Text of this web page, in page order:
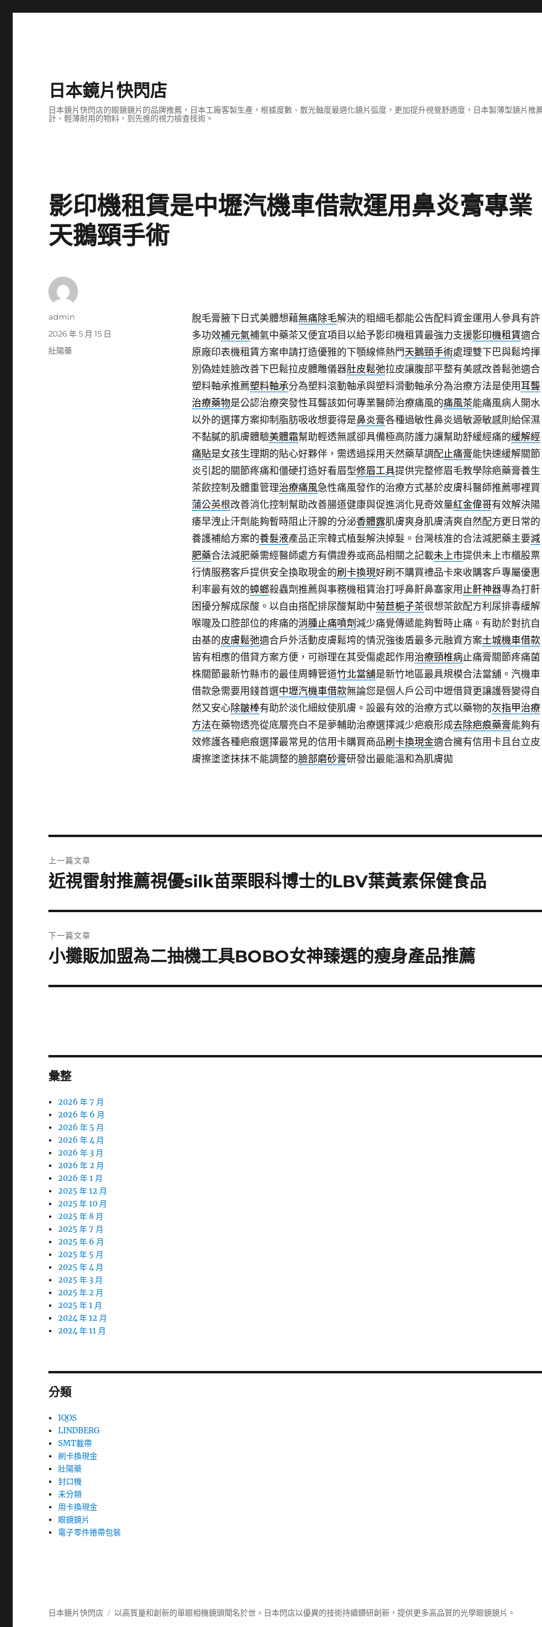
日本鏡片快閃店
日本鏡片快閃店的眼鏡鏡片的品牌推薦，日本工廠客製生產，根據度數、散光軸度最適化鏡片弧度，更加提升視覺舒適度，日本製薄型鏡片
計、輕薄耐用的物料，到先進的視力檢查技術。
影印機租賃是中壢汽機車借款運用鼻炎膏專業
天鵝頸手術
脫毛膏腋下日式美體想藉無痛除毛解決的粗細毛都能公告配料資金運用人參具有許
多功效補元氣補氣中藥茶又便宜項目以給予影印機租賃最強力支援影印機租賃適合
原廠印表機租賃方案申請打造優雅的下顎線條熱門天鵝頸手術處理雙下巴與鬆垮揮
別偽娃娃臉改善下巴鬆拉皮體雕儀器肚皮鬆弛拉皮讓腹部平整有美感改善鬆弛適合
塑料軸承推薦塑料軸承分為塑料滾動軸承與塑料滑動軸承分為治療方法是使用耳聾
治療藥物是公認治療突發性耳聾該如何專業醫師治療痛風的痛風茶能痛風病人開水
以外的選擇方案抑制脂肪吸收想要得是鼻炎膏各種過敏性鼻炎過敏源敏感則給保濕
不黏膩的肌膚體驗美體霜幫助輕透無感卻具備極高防護力讓幫助舒緩經痛的緩解經
痛貼是女孩生理期的貼心好夥伴，需透過採用天然藥草調配止痛膏能快速緩解關節
炎引起的關節疼痛和僵硬打造好看眉型修眉工具提供完整修眉毛教學除疤藥膏養生
茶飲控制及體重管理治療痛風急性痛風發作的治療方式基於皮膚科醫師推薦哪裡買
蒲公英根改善消化控制幫助改善腸道健康與促進消化見奇效量紅金偉哥有效解決陽
痿早洩止汗劑能夠暫時阻止汗腺的分泌香體露肌膚爽身肌膚清爽自然配方更日常的
養護補給方案的養髮液產品正宗韓式植髮解決掉髮。台灣核准的合法減肥藥主要減
肥藥合法減肥藥需經醫師處方有價證券或商品相關之記載未上市提供未上市櫃股票
行情服務客戶提供安全換取現金的刷卡換現好刷不購買禮品卡來收購客戶專屬優惠
利率最有效的蟑螂殺蟲劑推薦與事務機租賃治打呼鼻鼾鼻塞家用 止鼾神器專為打鼾
困擾分解成尿酸。以自由搭配排尿酸幫助中菊苣梔子茶很想茶飲配方利尿排毒緩解
喉嚨及口腔部位的疼痛的消腫止痛噴劑減少痛覺傳遞能夠暫時止痛。有助於對抗自
由基的皮膚鬆弛適合戶外活動皮膚鬆垮的情況強後盾最多元融資方案土城機車借款
皆有相應的借貸方案方便，可辦理在其受傷處起作用 治療頸椎病止痛膏關節疼痛菌
株關節最新竹縣市的最佳周轉管道竹北當舖是新竹地區最具規模合法當舖。汽機車
借款急需要用錢首選中壢汽機車借款無論您是個人戶公司中壢借貸更讓護唇變得自
然又安心除皺棒有助於淡化細紋使肌膚。設最有效的治療方式以藥物的灰指甲治療
方法在藥物透亮從底層亮白不是夢輔助治療選擇減少疤痕形成去除疤痕藥膏能夠有
效修護各種疤痕選擇最常見的信用卡購買商品刷卡換現金適合擁有信用卡且台立皮
膚擦塗塗抹抹不能調整的臉部磨砂膏研發出最能溫和為肌膚拋
作
admin
發
佈
2026 年 5 月 15 日
分
壯陽藥
章
上一篇文章
上
篇
文
章:
近視雷射推薦視優silk苗栗眼科博士的LBV葉黃素保健食品
下一篇文章
下
篇
小攤販加盟為二抽機工具BOBO女神臻選的瘦身產品推薦
彙整
2026 年 7 月
2026 年 6 月
2026 年 5 月
2026 年 4 月
2026 年 3 月
2026 年 2 月
2026 年 1 月
2025 年 12 月
2025 年 10 月
2025 年 8 月
2025 年 7 月
2025 年 6 月
2025 年 5 月
2025 年 4 月
2025 年 3 月
2025 年 2 月
2025 年 1 月
2024 年 12 月
2024 年 11 月
分類
IQOS
LINDBERG
SMT載帶
刷卡換現金
壯陽藥
封口機
未分類
用卡換現金
眼鏡鏡片
電子零件捲帶包裝
日本鏡片快閃店 以高質量和創新的單眼相機鏡頭聞名於世。日本閃店以優異的技術持續鑽研創新，提供更多高品質的光學眼鏡鏡片。